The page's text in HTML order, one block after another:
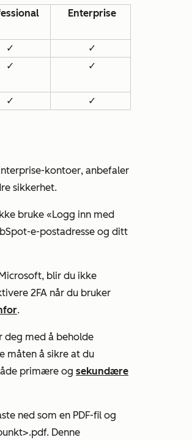
Enterprise
✓
✓
✓ ✓
✓ ✓
kontoer, anbefaler
sikkerhet.
bruke «Logg inn med
e-postadresse og ditt
blir du ikke
2FA når du bruker
.
deg med å beholde
måten å sikre at du
primære og sekundære
ned som en PDF-fil og
Denne